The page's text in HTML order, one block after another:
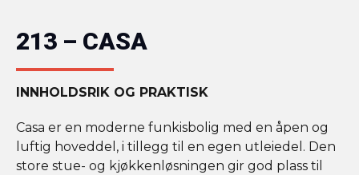
213 – CASA
INNHOLDSRIK OG PRAKTISK
Casa er en moderne funkisbolig med en åpen og
luftig hoveddel, i tillegg til en egen utleiedel. Den
store stue- og kjøkkenløsningen gir god plass til